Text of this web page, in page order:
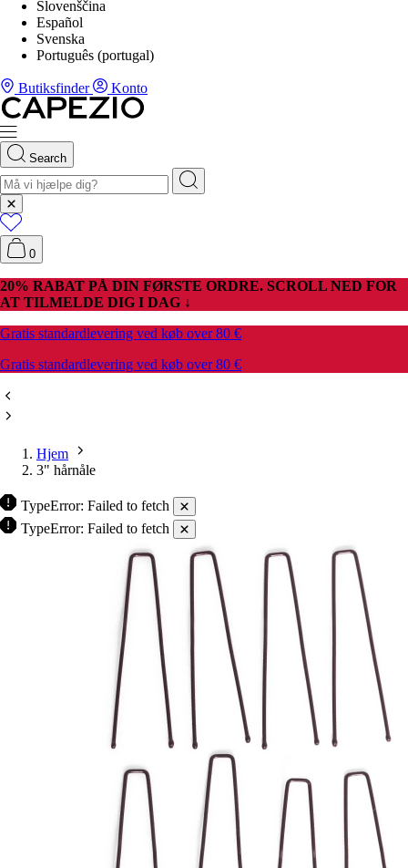
Slovenščina
Español
Svenska
Português (portugal)
Butiksfinder Konto
Search
0
20% RABAT PÅ DIN FØRSTE ORDRE. SCROLL NED FOR
AT TILMELDE DIG I DAG ↓
Gratis standardlevering ved køb over 80 €
Gratis standardlevering ved køb over 80 €
Hjem
3" hårnåle
TypeError: Failed to fetch